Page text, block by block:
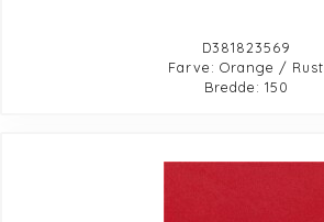
D381823569
Farve: Orange / Rust
Bredde: 150